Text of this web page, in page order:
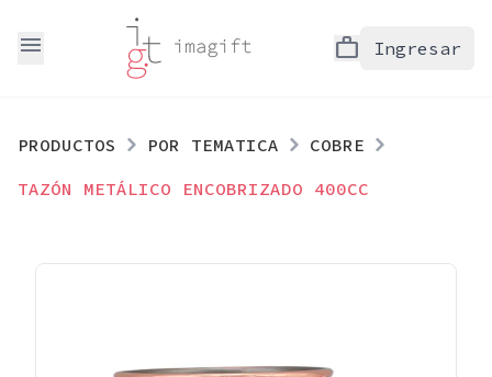
menu work Ingresar
PRODUCTOS POR TEMATICA
COBRE
TAZÓN METÁLICO ENCOBRIZADO 400CC